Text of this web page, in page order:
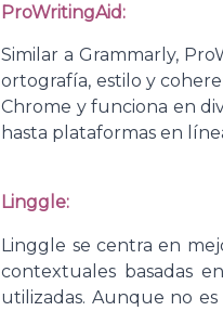
ProWritingAid:
Similar a Grammarly,
ortografía, estilo y
Chrome y funciona en
hasta plataformas en
Linggle:
Linggle se centra en
contextuales basadas
utilizadas. Aunque no